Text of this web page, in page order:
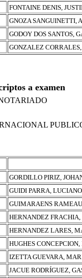
FONTAINE DENIS,
GNOZA SANGUINETTI,
GODOY DOS SANTOS,
GONZALEZ
a examen
GORDILLO PIRIZ,
GUIDI PARRA,
GUIMARAENS
HERNANDEZ
HERNANDEZ LARES,
HUGHES
IZETTA GUEVARA,
JACUE RODRÍGUEZ,